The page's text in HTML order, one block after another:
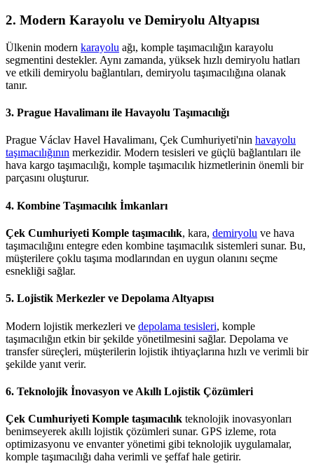
2. Modern Karayolu ve Demiryolu Altyapısı
Ülkenin modern karayolu ağı, komple taşımacılığın karayolu
segmentini destekler. Aynı zamanda, yüksek hızlı demiryolu hatları
ve etkili demiryolu bağlantıları, demiryolu taşımacılığına olanak
tanır.
3. Prague Havalimanı ile Havayolu Taşımacılığı
Prague Václav Havel Havalimanı, Çek Cumhuriyeti'nin havayolu
taşımacılığının merkezidir. Modern tesisleri ve güçlü bağlantıları ile
hava kargo taşımacılığı, komple taşımacılık hizmetlerinin önemli bir
parçasını oluşturur.
4. Kombine Taşımacılık İmkanları
Çek Cumhuriyeti Komple taşımacılık, kara, demiryolu ve hava
taşımacılığını entegre eden kombine taşımacılık sistemleri sunar. Bu,
müşterilere çoklu taşıma modlarından en uygun olanını seçme
esnekliği sağlar.
5. Lojistik Merkezler ve Depolama Altyapısı
Modern lojistik merkezleri ve depolama tesisleri, komple
taşımacılığın etkin bir şekilde yönetilmesini sağlar. Depolama ve
transfer süreçleri, müşterilerin lojistik ihtiyaçlarına hızlı ve verimli bir
şekilde yanıt verir.
6. Teknolojik İnovasyon ve Akıllı Lojistik Çözümleri
Çek Cumhuriyeti Komple taşımacılık teknolojik inovasyonları
benimseyerek akıllı lojistik çözümleri sunar. GPS izleme, rota
optimizasyonu ve envanter yönetimi gibi teknolojik uygulamalar,
komple taşımacılığı daha verimli ve şeffaf hale getirir.